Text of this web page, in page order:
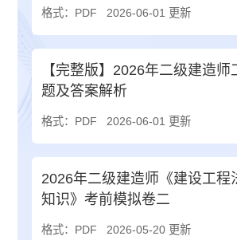
格式：PDF 2026-06-01 更新
【完整版】2026年二级建造师
题及答案解析
格式：PDF 2026-06-01 更新
2026年二级建造师《建设工程
知识》考前模拟卷二
格式：PDF 2026-05-20 更新